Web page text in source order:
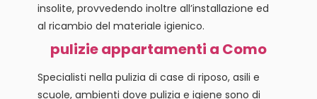
insolite, provvedendo inoltre all’installazione ed
al ricambio del materiale igienico.
pulizie appartamenti a Como
Specialisti nella pulizia di case di riposo, asili e
scuole, ambienti dove pulizia e igiene sono di